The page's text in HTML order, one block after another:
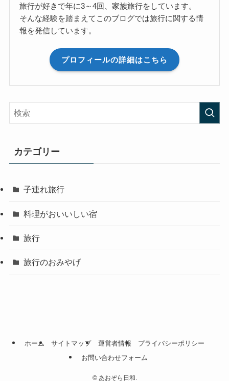
旅行が好きで年に3～4回、家族旅行をしています。
そんな経験を踏まえてこのブログでは旅行に関する情
報を発信しています。
プロフィールの詳細はこちら
カテゴリー
子連れ旅行
料理がおいいしい宿
旅行
旅行のおみやげ
ホーム サイトマップ 運営者情報
プライバシーポリシー
お問い合わせフォーム
©あおぞら日和.